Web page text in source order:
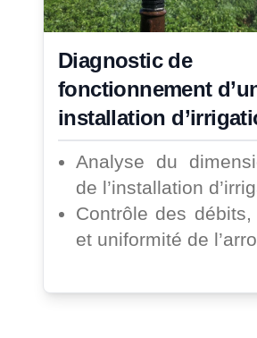
Diagnostic de
fonctionnement
installation
Analyse du
de l’installation
Contrôle des débits,
et uniformité de